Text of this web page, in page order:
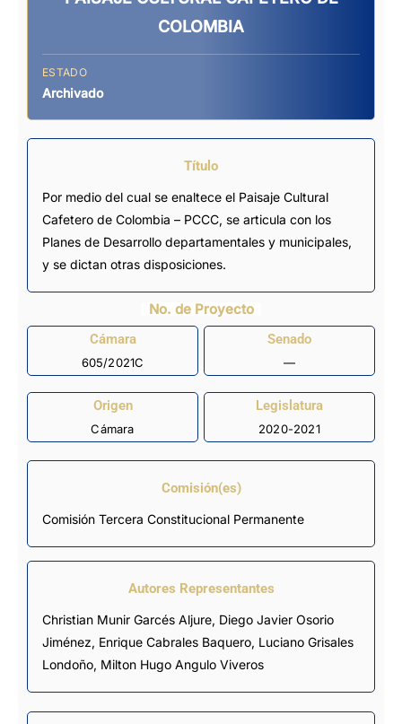
COLOMBIA
ESTADO
Archivado
Título
Por medio del cual se enaltece el Paisaje Cultural
Cafetero de Colombia – PCCC, se articula con los
Planes de Desarrollo departamentales y municipales,
y se dictan otras disposiciones.
No. de Proyecto
Cámara
605/2021C
Senado
—
Origen
Cámara
Legislatura
2020-2021
Comisión(es)
Comisión Tercera Constitucional Permanente
Autores Representantes
Christian Munir Garcés Aljure, Diego Javier Osorio
Jiménez, Enrique Cabrales Baquero, Luciano Grisales
Londoño, Milton Hugo Angulo Viveros